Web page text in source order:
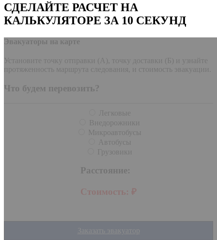
СДЕЛАЙТЕ РАСЧЕТ НА
КАЛЬКУЛЯТОРЕ ЗА 10 СЕКУНД
Эвакуаторы на карте
Установите точку отправки (А), точку доставки (Б) и узнайте
протяженность маршрута следования, и стоимость эвакуации.
Что будем перевозить?
Легковые
Внедорожники
Микроавтобусы
Автобусы
Грузовики
Расстояние:
Стоимость: ₽
Заказать эвакуатор